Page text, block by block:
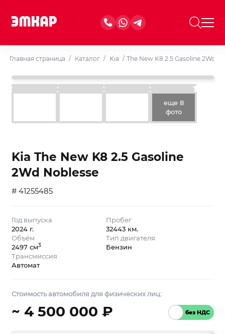
Главная страница / Каталог / Kia / The New K8 2.5 Gasoline 2Wd
еще 8
фото
Kia The New K8 2.5 Gasoline
2Wd Noblesse
# 41255485
Год выпуска
2024 г.
Пробег
32443 км.
Объём
2497 см3
Тип двигателя
Бензин
Трансмиссия
Автомат
Стоимость автомобиля для физических лиц:
~ 4 500 000 ₽